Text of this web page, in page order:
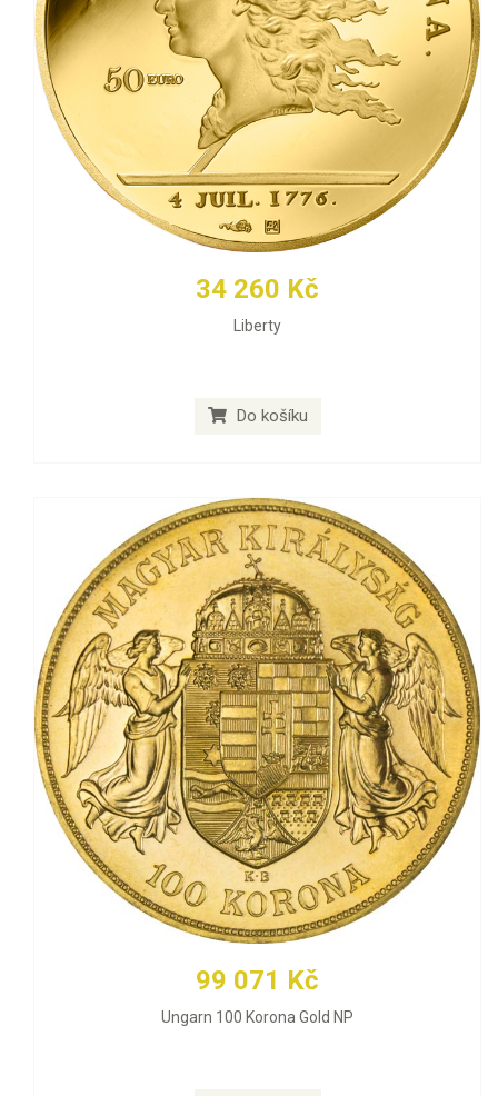
34 260 Kč
Liberty
Do košíku
99 071 Kč
Ungarn 100 Korona Gold NP